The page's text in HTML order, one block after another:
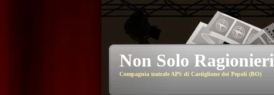
Non Solo Ragionieri
Compagnia teatrale APS di Castiglione dei Pepoli (BO)